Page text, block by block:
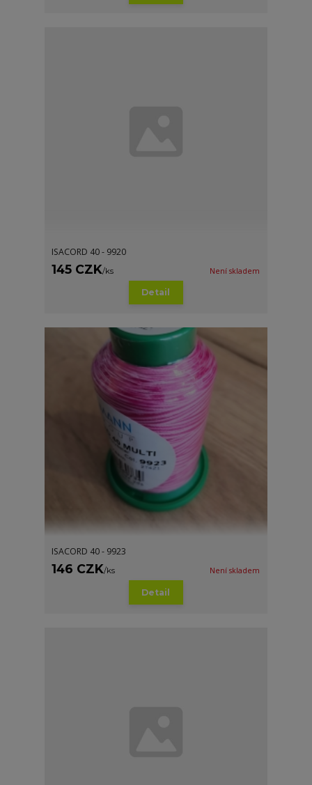
ISACORD 40 - 9920
145 CZK/ks Není skladem
Detail
ISACORD 40 - 9923
146 CZK/ks Není skladem
Detail